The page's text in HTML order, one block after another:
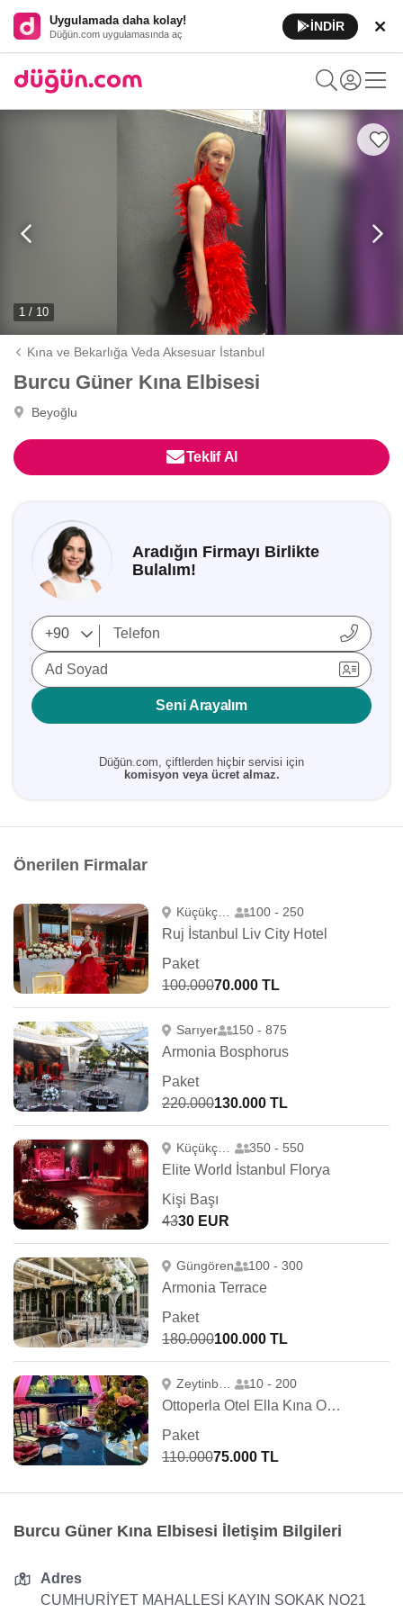
Uygulamada daha kolay!
Düğün.com uygulamasında aç
İNDİR
1 / 10
Kına ve Bekarlığa Veda Aksesuar İstanbul
Burcu Güner Kına Elbisesi
Beyoğlu
Teklif Al
Aradığın Firmayı Birlikte
Bulalım!
Ad Soyad
Seni Arayalım
Düğün.com, çiftlerden hiçbir servisi için
komisyon veya ücret almaz.
Önerilen Firmalar
Küçükçekmece 100 - 250
Ruj İstanbul Liv City Hotel
Paket
100.00070.000 TL
Sarıyer 150 - 875
Armonia Bosphorus
Paket
220.000130.000 TL
Küçükçekmece 350 - 550
Elite World İstanbul Florya
Kişi Başı
4330 EUR
Güngören 100 - 300
Armonia Terrace
Paket
180.000100.000 TL
Zeytinburnu 10 - 200
Ottoperla Otel Ella Kına Organizasyonu
Paket
110.00075.000 TL
Burcu Güner Kına Elbisesi İletişim Bilgileri
Adres
CUMHURİYET MAHALLESİ KAYIN SOKAK NO21